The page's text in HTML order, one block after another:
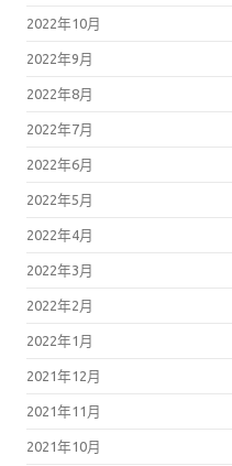
2022年10月
2022年9月
2022年8月
2022年7月
2022年6月
2022年5月
2022年4月
2022年3月
2022年2月
2022年1月
2021年12月
2021年11月
2021年10月